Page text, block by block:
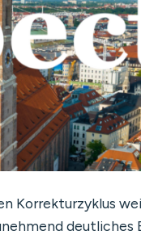
Korrekturzyklus
deutliches